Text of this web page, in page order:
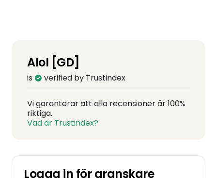
Alol [GD]
is verified by Trustindex
Vi garanterar att alla recensioner är 100%
riktiga.
Vad är Trustindex?
Logga in för granskare